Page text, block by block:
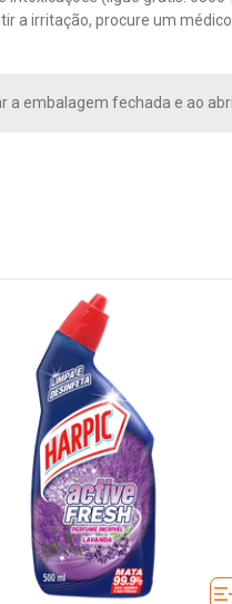
a irritação, procure um
embalagem fechada e ao